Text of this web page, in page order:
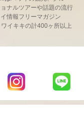
ナルツアーや話題の流行
情報フリーマガジン
イキキの計400ヶ所以上
LaniLani
LaniLani